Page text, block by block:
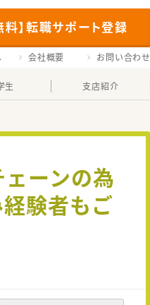
料】転職サポート登録
会社概要 お問い合わせ
生 支店紹介
ーンの為
験者もご